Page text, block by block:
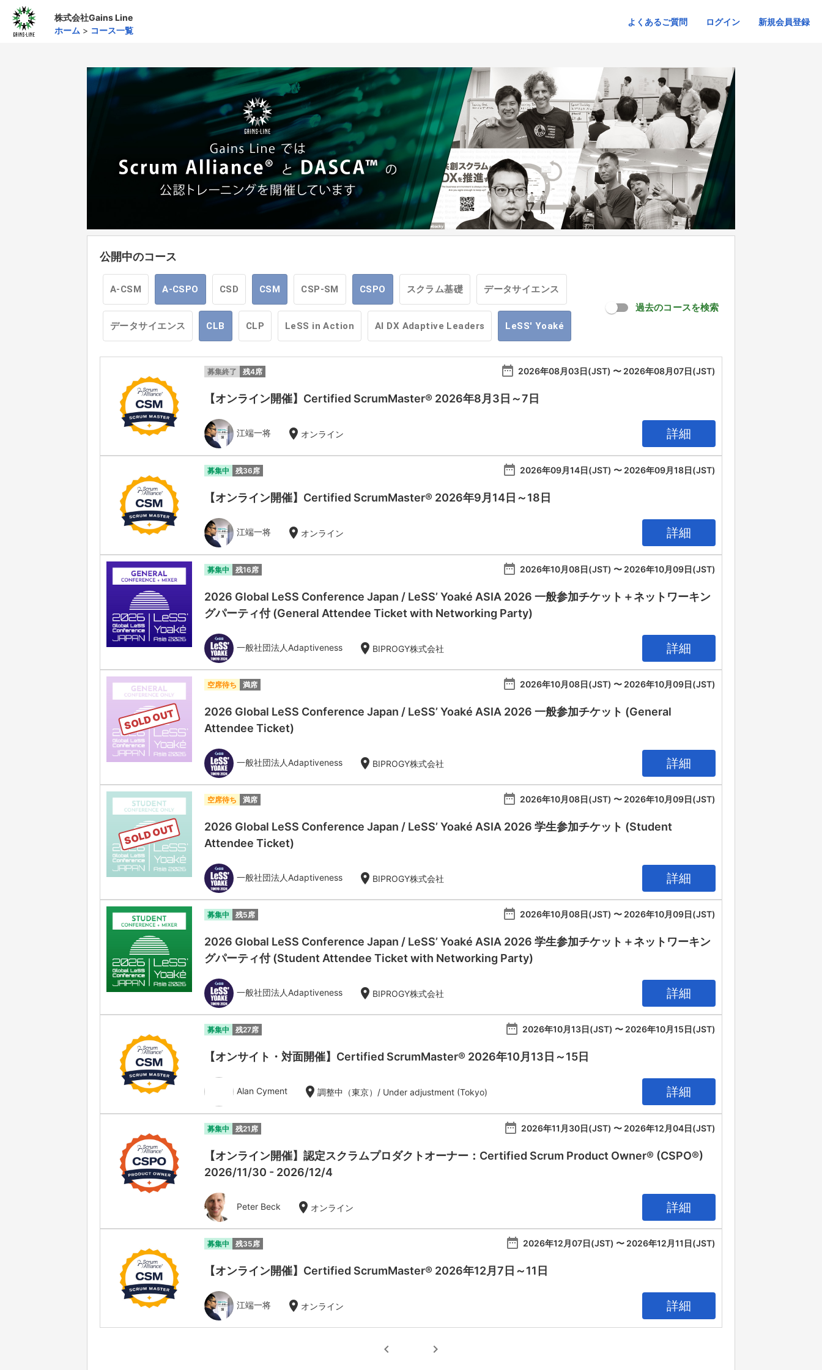
株式会社Gains Line
ホーム > コース一覧
よくあるご質問 ログイン 新規会員登録
公開中のコース
A-CSM A-CSPO CSD CSM CSP-SM CSPO スクラム基礎 データサイエンス
データサイエンス CLB CLP LeSS in Action AI DX Adaptive Leaders LeSS' Yoaké
過去のコースを検索
募集終了 残4席 date_range 2026年08月03日(JST) 〜 2026年08月07日(JST)
【オンライン開催】Certified ScrumMaster® 2026年8月3日～7日
江端一将 location_on オンライン 詳細
募集中 残36席 date_range 2026年09月14日(JST) 〜 2026年09月18日(JST)
【オンライン開催】Certified ScrumMaster® 2026年9月14日～18日
江端一将 location_on オンライン 詳細
募集中 残16席 date_range 2026年10月08日(JST) 〜 2026年10月09日(JST)
2026 Global LeSS Conference Japan / LeSS’ Yoaké ASIA 2026 一般参加チケット＋ネットワーキン
グパーティ付 (General Attendee Ticket with Networking Party)
一般社団法人Adaptiveness location_on BIPROGY株式会社 詳細
SOLD OUT
空席待ち 満席 date_range 2026年10月08日(JST) 〜 2026年10月09日(JST)
2026 Global LeSS Conference Japan / LeSS’ Yoaké ASIA 2026 一般参加チケット (General
Attendee Ticket)
一般社団法人Adaptiveness location_on BIPROGY株式会社 詳細
SOLD OUT
空席待ち 満席 date_range 2026年10月08日(JST) 〜 2026年10月09日(JST)
2026 Global LeSS Conference Japan / LeSS’ Yoaké ASIA 2026 学生参加チケット (Student
Attendee Ticket)
一般社団法人Adaptiveness location_on BIPROGY株式会社 詳細
募集中 残5席 date_range 2026年10月08日(JST) 〜 2026年10月09日(JST)
2026 Global LeSS Conference Japan / LeSS’ Yoaké ASIA 2026 学生参加チケット＋ネットワーキン
グパーティ付 (Student Attendee Ticket with Networking Party)
一般社団法人Adaptiveness location_on BIPROGY株式会社 詳細
募集中 残27席 date_range 2026年10月13日(JST) 〜 2026年10月15日(JST)
【オンサイト・対面開催】Certified ScrumMaster® 2026年10月13日～15日
Alan Cyment location_on 調整中（東京）/ Under adjustment (Tokyo) 詳細
募集中 残21席 date_range 2026年11月30日(JST) 〜 2026年12月04日(JST)
【オンライン開催】認定スクラムプロダクトオーナー：Certified Scrum Product Owner® (CSPO®)
2026/11/30 - 2026/12/4
Peter Beck location_on オンライン 詳細
募集中 残35席 date_range 2026年12月07日(JST) 〜 2026年12月11日(JST)
【オンライン開催】Certified ScrumMaster® 2026年12月7日～11日
江端一将 location_on オンライン 詳細
chevron_left chevron_right